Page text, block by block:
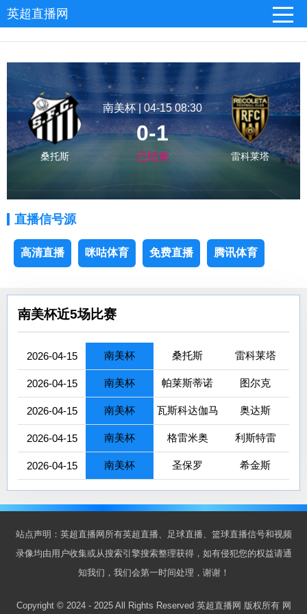
英超直播网
桑托斯
南美杯 | 04-15 08:30
0-1
已结束 雷科莱塔
直播信号源
高清直播 咪咕体育 免费直播 腾讯体育
南美杯近5场比赛
2026-04-15 南美杯 桑托斯 雷科莱塔
2026-04-15 南美杯 帕莱斯蒂诺 图尔克
2026-04-15 南美杯 瓦斯科达伽马 奥达斯
2026-04-15 南美杯 格雷米奥 利斯特雷
2026-04-15 南美杯 圣保罗 希金斯
站点声明：英超直播网所有英超直播、足球直播、篮球直播信号和视频
录像均由用户收集或从搜索引擎搜索整理获得，如有侵犯您的权益请通
知我们，我们会第一时间处理，谢谢！
Copyright © 2024 - 2025 All Rights Reserved 英超直播网 版权所有 网